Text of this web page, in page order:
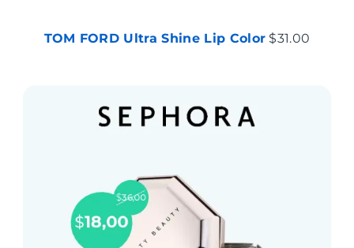
TOM FORD Ultra Shine Lip Color $31.00